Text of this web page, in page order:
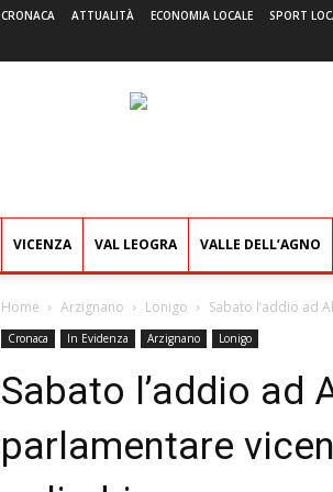
CRONACA ATTUALITÀ ECONOMIA LOCALE SPORT
VICENZA VAL LEOGRA VALLE DELL’AGNO
Home Arzignano Lonigo Sabato l’addio ad
Cronaca In Evidenza Arzignano Lonigo
Sabato l’addio ad
parlamentare